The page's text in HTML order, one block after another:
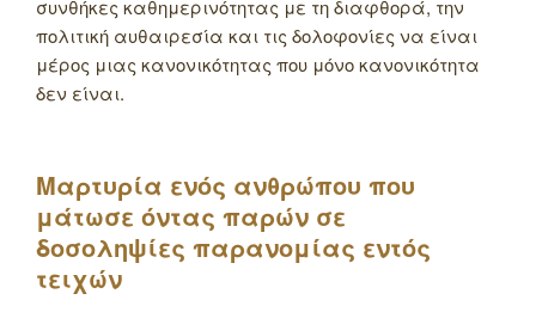
συνθήκες καθημερινότητας με τη διαφθορά, την
πολιτική αυθαιρεσία και τις δολοφονίες να είναι
μέρος μιας κανονικότητας που μόνο κανονικότητα
δεν είναι.
Μαρτυρία ενός ανθρώπου που
μάτωσε όντας παρών σε
δοσοληψίες παρανομίας εντός
τειχών